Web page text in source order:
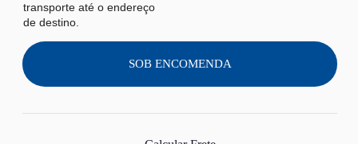
transporte até o endereço
de destino.
SOB ENCOMENDA